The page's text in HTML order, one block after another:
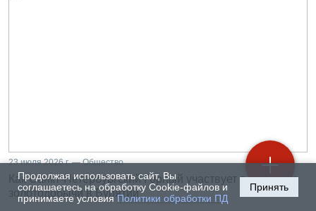
Продолжая использовать сайт, Вы
соглашаетесь на обработку Cookie-файлов и
принимаете условияПолитики обработки ПД
Принять
23 июля 2026 г. — Общество
Как Санкт-Петербургский Горный участвует в развитии
золотодобычи в Бурятии